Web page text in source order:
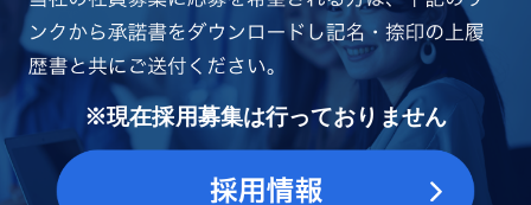
※現在採用募集は行っておりません